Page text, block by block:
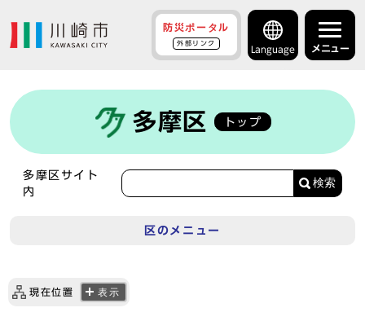
防災ポータル
外部リンク
Language メニュー
多摩区 トップ
多摩区サイト
内
検索
区のメニュー
現在位置 表示